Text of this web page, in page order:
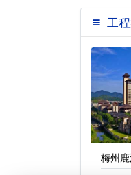
工
梅州